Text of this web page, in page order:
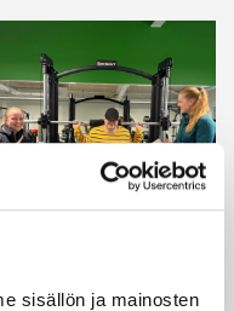
sisällön ja mainosten